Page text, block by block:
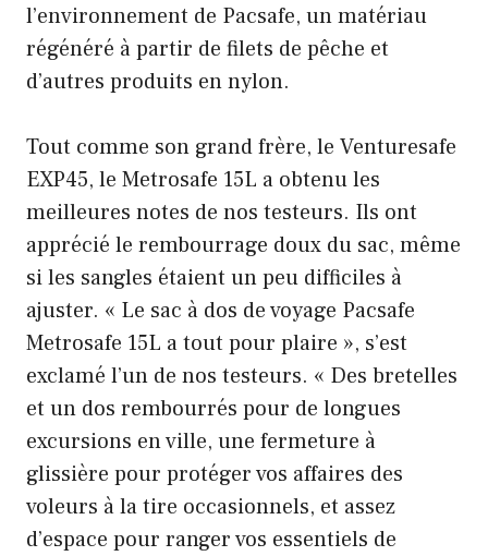
l’environnement de Pacsafe, un matériau
régénéré à partir de filets de pêche et
d’autres produits en nylon.
Tout comme son grand frère, le Venturesafe
EXP45, le Metrosafe 15L a obtenu les
meilleures notes de nos testeurs. Ils ont
apprécié le rembourrage doux du sac, même
si les sangles étaient un peu difficiles à
ajuster. « Le sac à dos de voyage Pacsafe
Metrosafe 15L a tout pour plaire », s’est
exclamé l’un de nos testeurs. « Des bretelles
et un dos rembourrés pour de longues
excursions en ville, une fermeture à
glissière pour protéger vos affaires des
voleurs à la tire occasionnels, et assez
d’espace pour ranger vos essentiels de